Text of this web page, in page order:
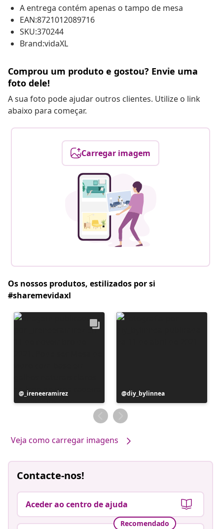
A entrega contém apenas o tampo de mesa
EAN:8721012089716
SKU:370244
Brand:vidaXL
Comprou um produto e gostou? Envie uma
foto dele!
A sua foto pode ajudar outros clientes. Utilize o link
abaixo para começar.
Carregar imagem
Os nossos produtos, estilizados por si
#sharemevidaxl
Postagem
publicada
_ireneeramirez
Postagem
publicada
por
diy_bylinnea
Veja como carregar imagens
Contacte-nos!
Aceder ao centro de ajuda
Recomendado